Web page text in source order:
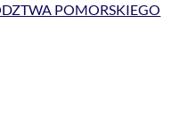
POMORSKIEGO